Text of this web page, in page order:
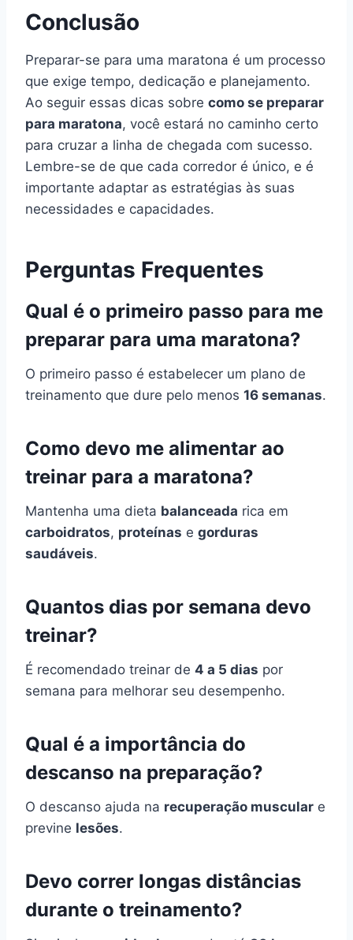
Conclusão
Preparar-se para uma maratona é um processo
que exige tempo, dedicação e planejamento.
Ao seguir essas dicas sobre como se preparar
para maratona, você estará no caminho certo
para cruzar a linha de chegada com sucesso.
Lembre-se de que cada corredor é único, e é
importante adaptar as estratégias às suas
necessidades e capacidades.
Perguntas Frequentes
Qual é o primeiro passo para me
preparar para uma maratona?
O primeiro passo é estabelecer um plano de
treinamento que dure pelo menos 16 semanas.
Como devo me alimentar ao
treinar para a maratona?
Mantenha uma dieta balanceada rica em
carboidratos, proteínas e gorduras
saudáveis.
Quantos dias por semana devo
treinar?
É recomendado treinar de 4 a 5 dias por
semana para melhorar seu desempenho.
Qual é a importância do
descanso na preparação?
O descanso ajuda na recuperação muscular e
previne lesões.
Devo correr longas distâncias
durante o treinamento?